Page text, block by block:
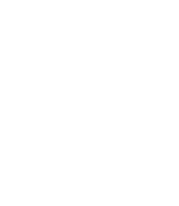
Bramy
Frontowe